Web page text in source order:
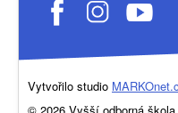
Vytvořilo studio
© 2026 Vyšší odborná